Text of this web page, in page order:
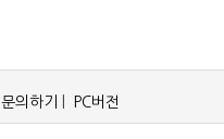
문의하기 PC버전